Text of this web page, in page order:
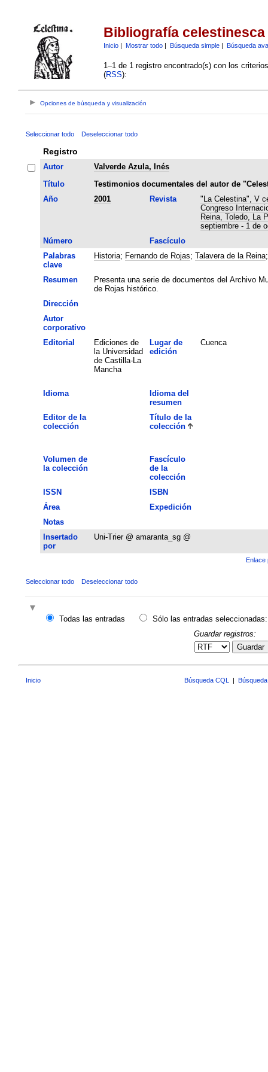
Bibliografía celestinesca
Inicio| Mostrar todo| Búsqueda simple| Búsqueda
1–1 de 1 registro encontrado(s) con los
(RSS):
Opciones de búsqueda y visualización
Seleccionar todo Deseleccionar todo
Registro
Autor
Valverde Azula, Inés
Título
Testimonios documentales del autor de
Año
2001 Revista
"La Celestina", V
Congreso
Reina, Toledo, La
septiembre - 1 de
Número
Fascículo
Palabras
clave
Historia; Fernando de Rojas; Talavera de la Reina
Resumen
Presenta una serie de documentos del Archivo
de Rojas histórico.
Dirección
Autor
corporativo
Editorial
Ediciones de
la Universidad
de Castilla-La
Mancha
Lugar de
edición
Cuenca
Idioma
Idioma del
resumen
Editor de la
colección
Título de la
colección
Volumen de
la colección
Fascículo
de la
colección
ISSN
ISBN
Área
Expedición
Notas
Insertado
por
Uni-Trier @ amaranta_sg @
Enlace
Seleccionar todo Deseleccionar todo
Todas las entradas
Sólo las entradas seleccionadas:
Guardar registros:
Guardar
Inicio Búsqueda CQL